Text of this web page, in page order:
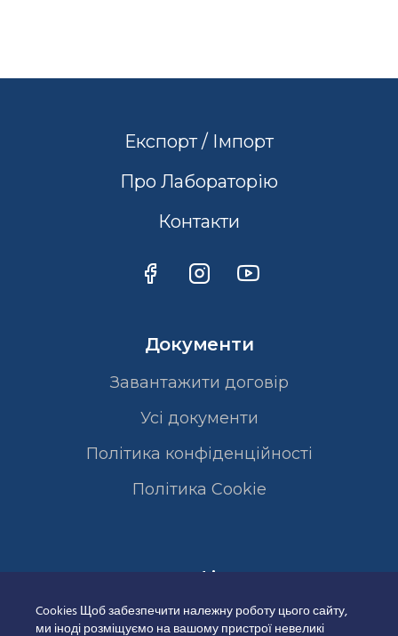
Експорт / Імпорт
Про Лабораторію
Контакти
Документи
Завантажити договір
Усі документи
Політика конфіденційності
Полiтика Cookie
Сертифікати
Cookies Щоб забезпечити належну роботу цього сайту,
ми іноді розміщуємо на вашому пристрої невеликі